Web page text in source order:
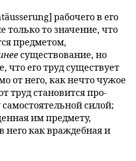
рабочего в его
только то значение, что
предметом,
существование, но
что его труд существует
от него, как нечто чужое
труд становится про-
силой;
им предмету,
него как враждебная и